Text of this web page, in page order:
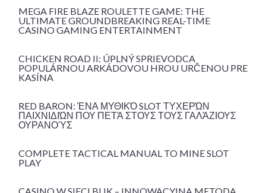
MEGA FIRE BLAZE ROULETTE GAME: THE
ULTIMATE GROUNDBREAKING REAL-TIME
CASINO GAMING ENTERTAINMENT
CHICKEN ROAD II: ÚPLNÝ SPRIEVODCA
POPULÁRNOU ARKÁDOVOU HROU URČENOU PRE
KASÍNA
RED BARON: ΈΝΑ ΜΥΘΙΚΌ SLOT ΤΥΧΕΡΏΝ
ΠΑΙΧΝΙΔΙΏΝ ΠΟΥ ΠΕΤΆ ΣΤΟΥΣ ΤΟΥΣ ΓΑΛΆΖΙΟΥΣ
ΟΥΡΑΝΟΎΣ
COMPLETE TACTICAL MANUAL TO MINE SLOT
PLAY